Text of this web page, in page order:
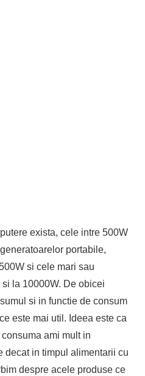
exista, cele intre 500W
portabile,
si cele mari sau
la 10000W. De obicei
si in functie de consum
este mai util. Ideea este ca
ami mult in
decat in timpul alimentarii cu
despre acele produse ce